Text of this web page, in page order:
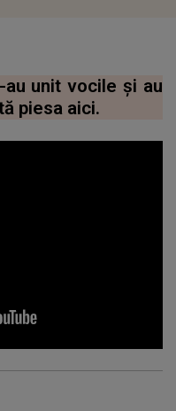
unit vocile și au
piesa aici.